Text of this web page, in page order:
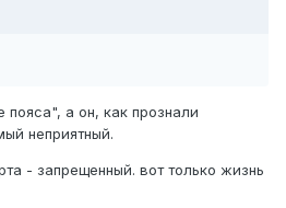
пояса", а он, как прознали
неприятный.
- запрещенный. вот только жизнь